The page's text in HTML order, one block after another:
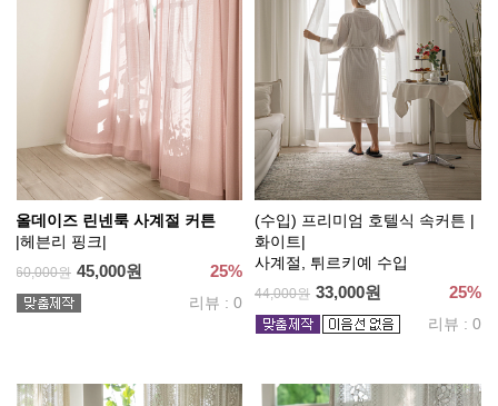
올데이즈 린넨룩 사계절 커튼
|헤븐리 핑크|
60,000원 45,000원 25%
리뷰 : 0
(수입) 프리미엄 호텔식 속커튼 |
화이트|
사계절, 튀르키예 수입
44,000원 33,000원 25%
리뷰 : 0